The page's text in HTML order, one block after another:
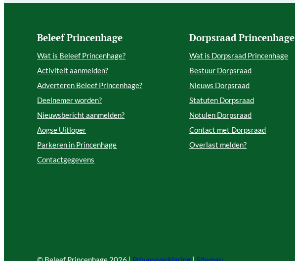
Beleef Princenhage
Wat is Beleef Princenhage?
Activiteit aanmelden?
Adverteren Beleef Princenhage?
Deelnemer worden?
Nieuwsbericht aanmelden?
Aogse Uitloper
Parkeren in Princenhage
Contactgegevens
Dorpsraad Princenhage
Wat is Dorpsraad Princenhage
Bestuur Dorpsraad
Nieuws Dorpsraad
Statuten Dorpsraad
Notulen Dorpsraad
Contact met Dorpsraad
Overlast melden?